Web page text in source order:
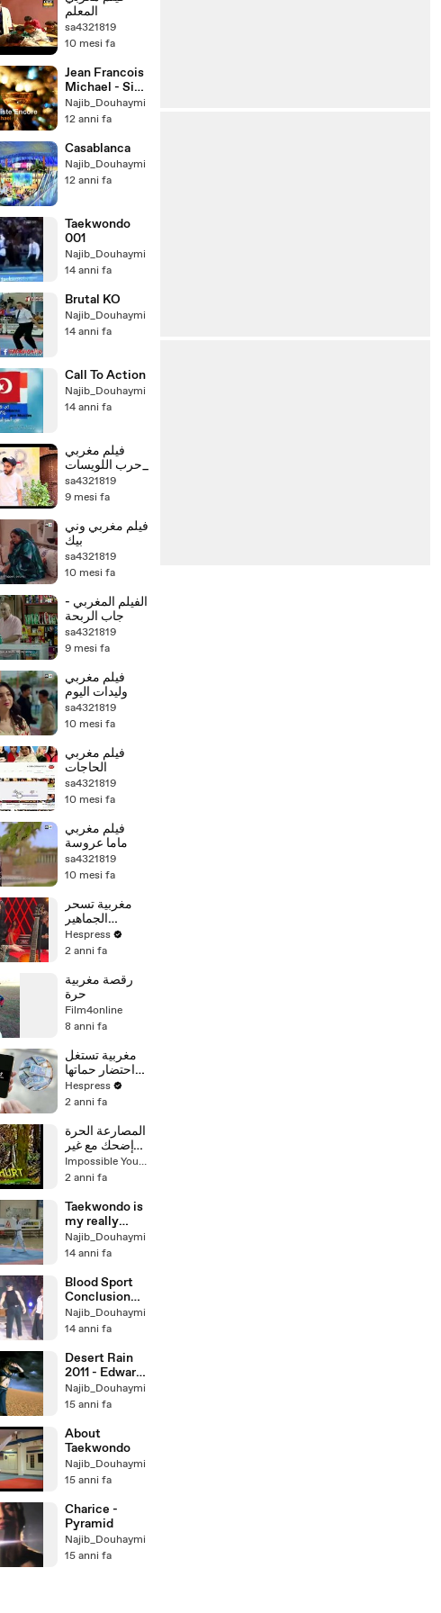
المعلم
sa4321819
10 mesi fa
Jean Francois
Michael - Si
l'amour existe
encore
Najib_Douhaymi
12 anni fa
Casablanca
Najib_Douhaymi
12 anni fa
Taekwondo
001
Najib_Douhaymi
14 anni fa
Brutal KO
Najib_Douhaymi
14 anni fa
Call To Action
Najib_Douhaymi
14 anni fa
فيلم مغربي
_حرب اللويسات
sa4321819
9 mesi fa
فيلم مغربي وني
بيك
sa4321819
10 mesi fa
الفيلم المغربي -
جاب الربحة
sa4321819
9 mesi fa
فيلم مغربي
وليدات اليوم
sa4321819
10 mesi fa
فيلم مغربي
الحاجات
sa4321819
10 mesi fa
فيلم مغربي
ماما عروسة
sa4321819
10 mesi fa
مغربية تسحر
الجماهير
الإسبانية
بالقفطان
Hespress
2 anni fa
رقصة مغربية
حرة
Film4online
8 anni fa
مغربية تستغل
احتضار حماتها
لجني المال
Hespress
2 anni fa
المصارعة الحرة
- إضحك مع غير
البشر
Impossible Youth
2 anni fa
Taekwondo is
my really
world 001
Najib_Douhaymi
14 anni fa
Blood Sport
Conclusion
(2012)
Najib_Douhaymi
14 anni fa
Desert Rain
2011 - Edward
Maya
Najib_Douhaymi
15 anni fa
About
Taekwondo
Najib_Douhaymi
15 anni fa
Charice -
Pyramid
Najib_Douhaymi
15 anni fa